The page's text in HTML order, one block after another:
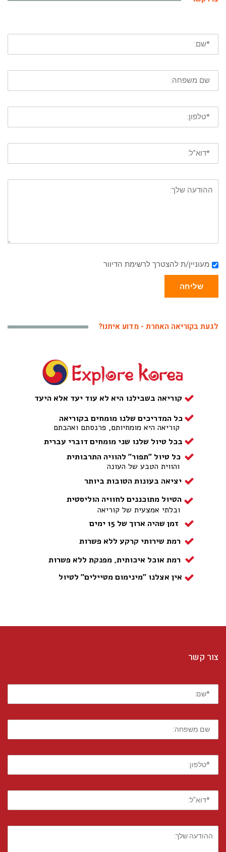
מעוניין/ת להצטרך לרשימת הדיוור
שליחה
לגעת בקוריאה האחרת - מדוע איתנו?
קוריאה בשבילנו היא לא עוד יעד אלא היעד
כל המדריכים שלנו מומחים בקוריאה
קוריאה היא מומחיותם, פרנסתם ואהבתם
בכל טיול שלנו שני מומחים דוברי עברית
כל טיול "תפור" להוויה התרבותית
והווית הטבע של העונה
יציאה בעונות הטובות ביותר
הטיול מתוכננים לחוויה הוליסטית
ובלתי אמצעית של קוריאה
זמן שהיה ארוך של 15 ימים
רמת שירותי קרקע ללא פשרות
רמת אוכל איכותית, מפנקת ללא פשרות
אין אצלנו "מינימום מטיילים" לטיול
צור קשר